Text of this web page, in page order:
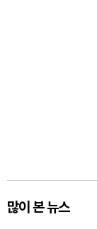
많이 본 뉴스